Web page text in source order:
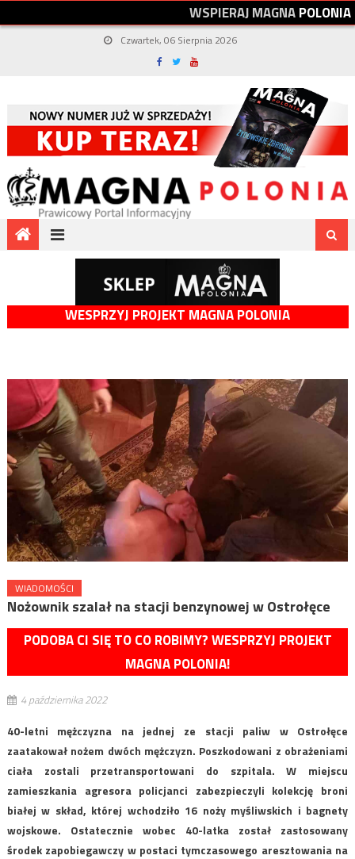
WSPIERAJMAGNAPOLONIA
Czwartek, 06 Sierpnia 2026
WESPRZYJ PROJEKT MAGNA POLONIA
WIADOMOŚCI
Nożownik szalał na stacji benzynowej w Ostrołęce
PODOBA CI SIĘ TO CO ROBIMY? WESPRZYJ PROJEKT
MAGNA POLONIA!
4 października 2022
40-letni mężczyzna na jednej ze stacji paliw w Ostrołęce
zaatakował nożem dwóch mężczyzn. Poszkodowani z obrażeniami
ciała zostali przetransportowani do szpitala. W miejscu
zamieszkania agresora policjanci zabezpieczyli kolekcję broni
białej w skład, której wchodziło 16 noży myśliwskich i bagnety
wojskowe. Ostatecznie wobec 40-latka został zastosowany
środek zapobiegawczy w postaci tymczasowego aresztowania na